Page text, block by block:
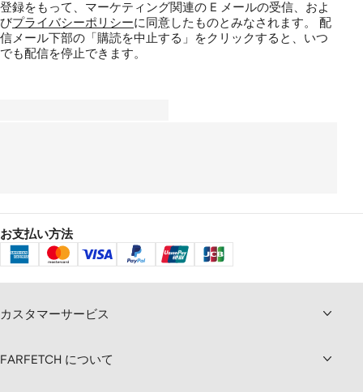
登録をもって、マーケティング関連の E メールの受信、およ
びプライバシーポリシーに同意したものとみなされます。 配
信メール下部の「購読を中止する」をクリックすると、いつ
でも配信を停止できます。
お支払い方法
カスタマーサービス
FARFETCH について